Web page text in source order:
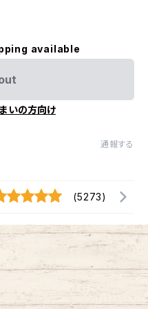
available
いの方向け
通報する
(5273)